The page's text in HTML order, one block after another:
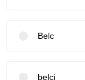
Belc
belci